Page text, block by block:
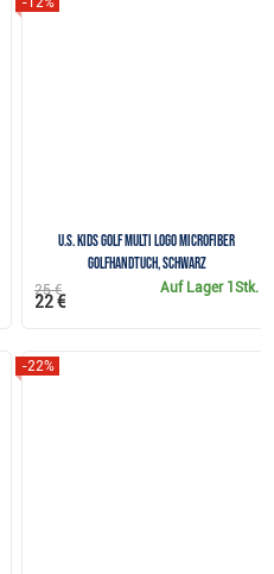
U.S. Kids Golf Multi Logo Microfiber
Golfhandtuch, schwarz
Auf Lager 1Stk.
25 €
22 €
-22%